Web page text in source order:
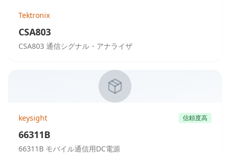
Tektronix
CSA803
CSA803 通信シグナル・アナライザ
keysight 信頼度高
66311B
66311B モバイル通信用DC電源